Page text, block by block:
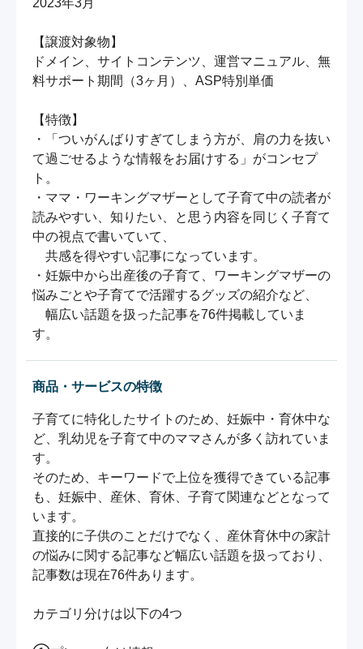
2023年3月
【譲渡対象物】
ドメイン、サイトコンテンツ、運営マニュアル、無
料サポート期間（3ヶ月）、ASP特別単価
【特徴】
・「ついがんばりすぎてしまう方が、肩の力を抜い
て過ごせるような情報をお届けする」がコンセプ
ト。
・ママ・ワーキングマザーとして子育て中の読者が
読みやすい、知りたい、と思う内容を同じく子育て
中の視点で書いていて、
共感を得やすい記事になっています。
・妊娠中から出産後の子育て、ワーキングマザーの
悩みごとや子育てで活躍するグッズの紹介など、
幅広い話題を扱った記事を76件掲載していま
す。
商品・サービスの特徴
子育てに特化したサイトのため、妊娠中・育休中な
ど、乳幼児を子育て中のママさんが多く訪れていま
す。
そのため、キーワードで上位を獲得できている記事
も、妊娠中、産休、育休、子育て関連などとなって
います。
直接的に子供のことだけでなく、産休育休中の家計
の悩みに関する記事など幅広い話題を扱っており、
記事数は現在76件あります。
カテゴリ分けは以下の4つ